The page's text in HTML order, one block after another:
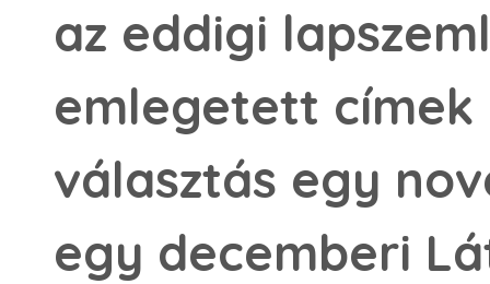
az eddigi
emlegetett
választás egy
egy decemberi